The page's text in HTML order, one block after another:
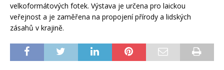
velkoformátových fotek. Výstava je určena pro laickou
veřejnost a je zaměřena na propojení přírody a lidských
zásahů v krajině.